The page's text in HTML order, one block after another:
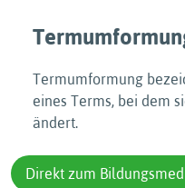
Termumformung
eines Terms, bei dem
ändert.
Direkt zum